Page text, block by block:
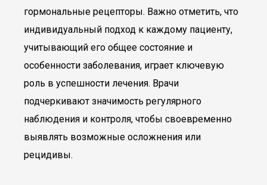
гормональные рецепторы. Важно отметить, что
индивидуальный подход к каждому пациенту,
учитывающий его общее состояние и
особенности заболевания, играет ключевую
роль в успешности лечения. Врачи
подчеркивают значимость регулярного
наблюдения и контроля, чтобы своевременно
выявлять возможные осложнения или
рецидивы.